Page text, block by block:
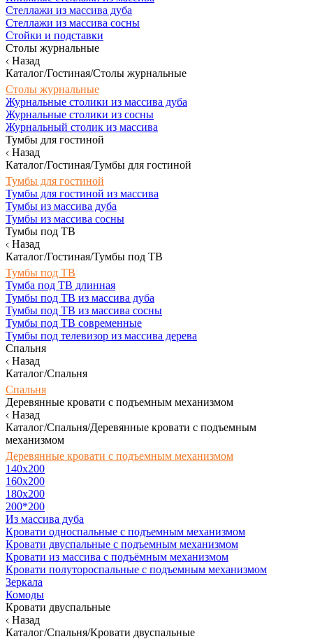
Стеллажи из массива дуба
Стеллажи из массива сосны
Стойки и подставки
Столы журнальные
Назад
Каталог/Гостиная/Столы журнальные
Столы журнальные
Журнальные столики из массива дуба
Журнальные столики из сосны
Журнальный столик из массива
Тумбы для гостиной
Назад
Каталог/Гостиная/Тумбы для гостиной
Тумбы для гостиной
Тумбы для гостиной из массива
Тумбы из массива дуба
Тумбы из массива сосны
Тумбы под ТВ
Назад
Каталог/Гостиная/Тумбы под ТВ
Тумбы под ТВ
Тумба под ТВ длинная
Тумбы под ТВ из массива дуба
Тумбы под ТВ из массива сосны
Тумбы под ТВ современные
Тумбы под телевизор из массива дерева
Спальня
Назад
Каталог/Спальня
Спальня
Деревянные кровати с подъемным механизмом
Назад
Каталог/Спальня/Деревянные кровати с подъемным
механизмом
Деревянные кровати с подъемным механизмом
140x200
160х200
180х200
200*200
Из массива дуба
Кровати односпальные с подъемным механизмом
Кровати двуспальные с подъемным механизмом
Кровати из массива с подъёмным механизмом
Кровати полутороспальные с подъемным механизмом
Зеркала
Комоды
Кровати двуспальные
Назад
Каталог/Спальня/Кровати двуспальные